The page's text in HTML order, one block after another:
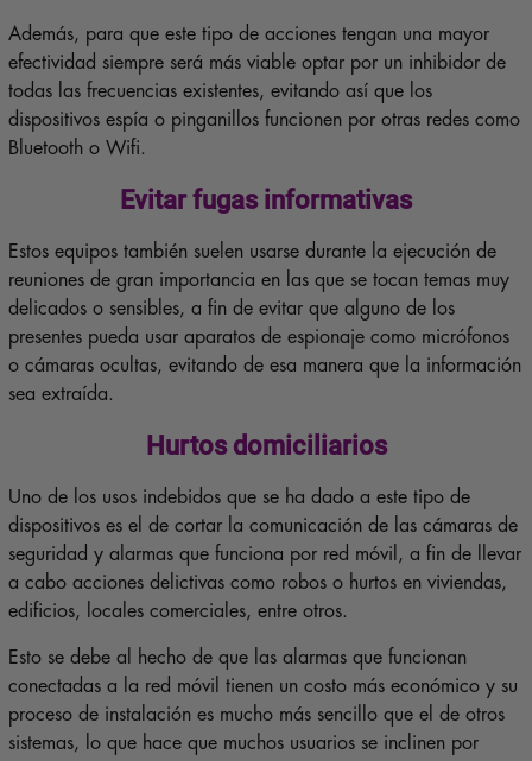
Además, para que este tipo de acciones tengan una mayor
efectividad siempre será más viable optar por un inhibidor de
todas las frecuencias existentes, evitando así que los
dispositivos espía o pinganillos funcionen por otras redes como
Bluetooth o Wifi.
Evitar fugas informativas
Estos equipos también suelen usarse durante la ejecución de
reuniones de gran importancia en las que se tocan temas muy
delicados o sensibles, a fin de evitar que alguno de los
presentes pueda usar aparatos de espionaje como micrófonos
o cámaras ocultas, evitando de esa manera que la información
sea extraída.
Hurtos domiciliarios
Uno de los usos indebidos que se ha dado a este tipo de
dispositivos es el de cortar la comunicación de las cámaras de
seguridad y alarmas que funciona por red móvil, a fin de llevar
a cabo acciones delictivas como robos o hurtos en viviendas,
edificios, locales comerciales, entre otros.
Esto se debe al hecho de que las alarmas que funcionan
conectadas a la red móvil tienen un costo más económico y su
proceso de instalación es mucho más sencillo que el de otros
sistemas, lo que hace que muchos usuarios se inclinen por